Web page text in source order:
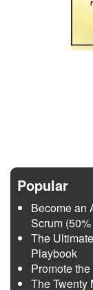
Popular
Become an
Scrum
The
Playbook
Promote
The Twenty